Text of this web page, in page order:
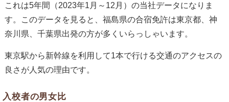
これは5年間（2023年1月～12月）の当社データになりま
す。このデータを見ると、福島県の合宿免許は東京都、神
奈川県、千葉県出発の方が多くいらっしゃいます。
東京駅から新幹線を利用して1本で行ける交通のアクセスの
良さが人気の理由です。
入校者の男女比